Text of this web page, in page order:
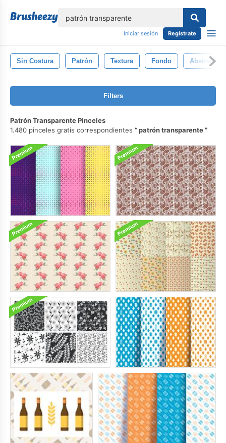
Iniciar sesión Regístrate
Sin Costura Patrón Textura Fondo Abstracto
Filters
Patrón Transparente Pinceles
1.480 pinceles gratis correspondientes
patrón transparente